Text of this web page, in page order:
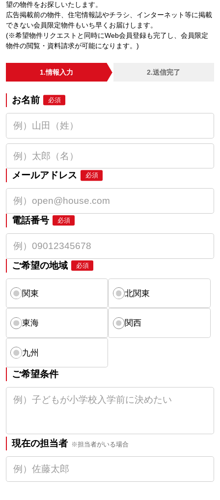
望の物件をお探しいたします。
広告掲載前の物件、住宅情報誌やチラシ、インターネット等に掲載
できない会員限定物件もいち早くお届けします。
(※希望物件リクエストと同時にWeb会員登録も完了し、会員限定
物件の閲覧・資料請求が可能になります。)
1.情報入力 2.送信完了
お名前 必須
メールアドレス 必須
電話番号 必須
ご希望の地域 必須
関東 北関東
東海 関西
九州
ご希望条件
現在の担当者 ※担当者がいる場合